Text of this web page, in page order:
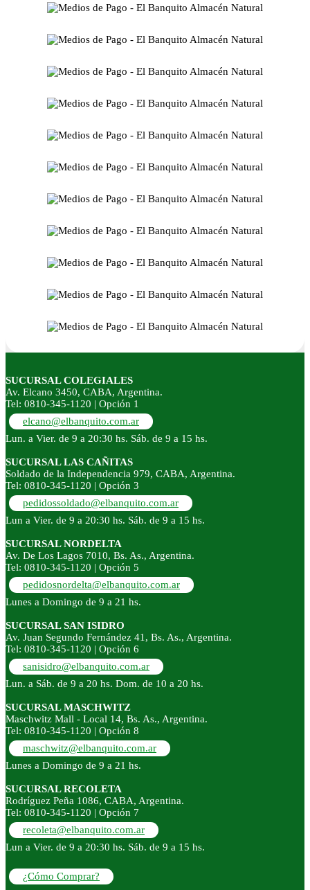
SUCURSAL COLEGIALES
Av. Elcano 3450, CABA, Argentina.
Tel: 0810-345-1120 | Opción 1
elcano@elbanquito.com.ar
Lun. a Vier. de 9 a 20:30 hs. Sáb. de 9 a 15 hs.
SUCURSAL LAS CAÑITAS
Soldado de la Independencia 979, CABA, Argentina.
Tel: 0810-345-1120 | Opción 3
pedidossoldado@elbanquito.com.ar
Lun a Vier. de 9 a 20:30 hs. Sáb. de 9 a 15 hs.
SUCURSAL NORDELTA
Av. De Los Lagos 7010, Bs. As., Argentina.
Tel: 0810-345-1120 | Opción 5
pedidosnordelta@elbanquito.com.ar
Lunes a Domingo de 9 a 21 hs.
SUCURSAL SAN ISIDRO
Av. Juan Segundo Fernández 41, Bs. As., Argentina.
Tel: 0810-345-1120 | Opción 6
sanisidro@elbanquito.com.ar
Lun. a Sáb. de 9 a 20 hs. Dom. de 10 a 20 hs.
SUCURSAL MASCHWITZ
Maschwitz Mall - Local 14, Bs. As., Argentina.
Tel: 0810-345-1120 | Opción 8
maschwitz@elbanquito.com.ar
Lunes a Domingo de 9 a 21 hs.
SUCURSAL RECOLETA
Rodríguez Peña 1086, CABA, Argentina.
Tel: 0810-345-1120 | Opción 7
recoleta@elbanquito.com.ar
Lun a Vier. de 9 a 20:30 hs. Sáb. de 9 a 15 hs.
¿Cómo Comprar?